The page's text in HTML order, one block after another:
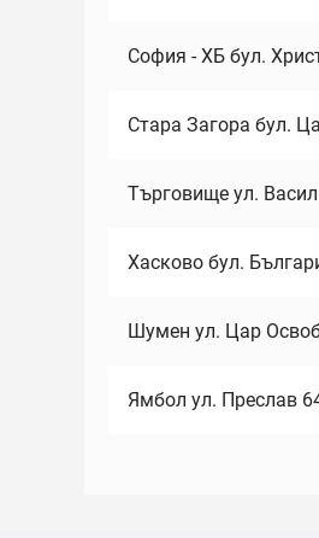
София - ХБ бул.
Стара Загора бул.
Търговище ул.
Хасково бул.
Шумен ул. Цар
Ямбол ул. Преслав